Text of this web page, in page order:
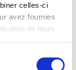
celles-ci
avez fournies
de leurs